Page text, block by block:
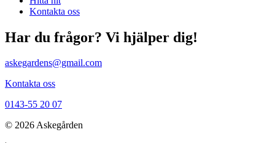
Kontakta oss
Har du frågor? Vi hjälper dig!
askegardens@gmail.com
Kontakta oss
0143-55 20 07
© 2026 Askegården